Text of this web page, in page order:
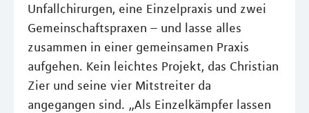
Unfallchirurgen, eine Einzelpraxis und zwei
Gemeinschaftspraxen – und lasse alles
zusammen in einer gemeinsamen Praxis
aufgehen. Kein leichtes Projekt, das Christian
Zier und seine vier Mitstreiter da
angegangen sind. „Als Einzelkämpfer lassen